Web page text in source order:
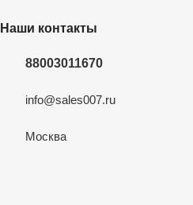
Наши контакты
88003011670
info@sales007.ru
Москва